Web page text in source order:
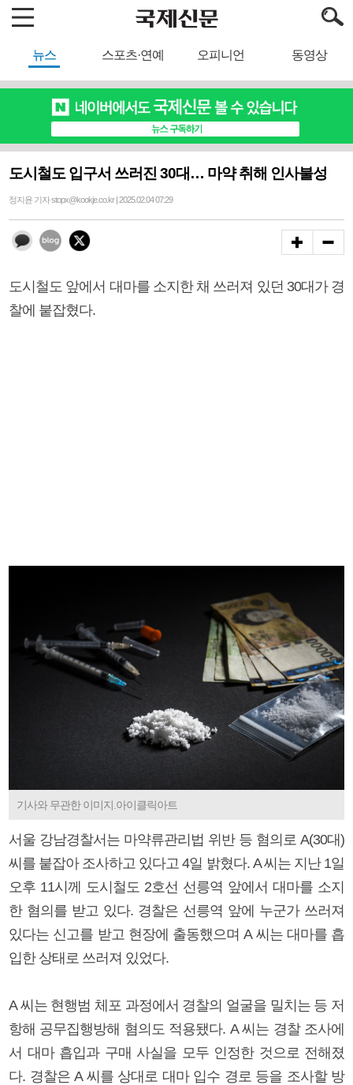
뉴스 스포츠·연예 오피니언 동영상
도시철도 입구서 쓰러진 30대… 마약 취해 인사불성
정지윤 기자 stopx@kookje.co.kr | 2025.02.04 07:29
도시철도 앞에서 대마를 소지한 채 쓰러져 있던 30대가 경
찰에 붙잡혔다.
기사와 무관한 이미지.아이클릭아트
서울 강남경찰서는 마약류관리법 위반 등 혐의로 A(30대)
씨를 붙잡아 조사하고 있다고 4일 밝혔다. A 씨는 지난 1일
오후 11시께 도시철도 2호선 선릉역 앞에서 대마를 소지
한 혐의를 받고 있다. 경찰은 선릉역 앞에 누군가 쓰러져
있다는 신고를 받고 현장에 출동했으며 A 씨는 대마를 흡
입한 상태로 쓰러져 있었다.
A 씨는 현행범 체포 과정에서 경찰의 얼굴을 밀치는 등 저
항해 공무집행방해 혐의도 적용됐다. A 씨는 경찰 조사에
서 대마 흡입과 구매 사실을 모두 인정한 것으로 전해졌
다. 경찰은 A 씨를 상대로 대마 입수 경로 등을 조사할 방